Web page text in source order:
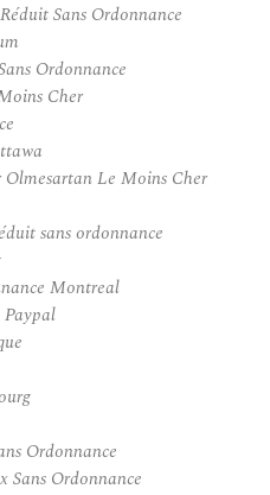
Sans Ordonnance
Ordonnance
Cher
Le Moins Cher
sans ordonnance
Montreal
Ordonnance
Sans Ordonnance